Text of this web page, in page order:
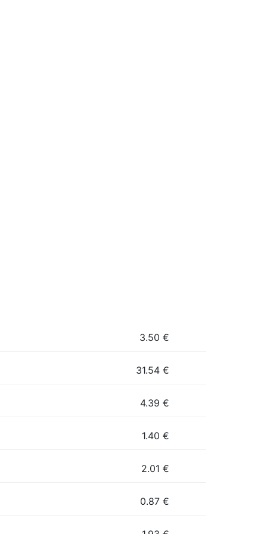
3.50 €
31.54 €
4.39 €
1.40 €
2.01 €
0.87 €